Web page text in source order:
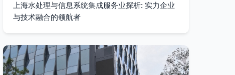
上海水处理与信息系统集成服务业探析: 实力企业
与技术融合的领航者